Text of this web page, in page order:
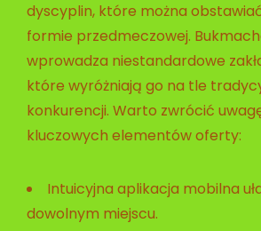
dyscyplin, które można
formie przedmeczowej.
wprowadza niestandardowe
które wyróżniają go na tle
konkurencji. Warto zwrócić
kluczowych elementów oferty:
Intuicyjna aplikacja mobilna
dowolnym miejscu.